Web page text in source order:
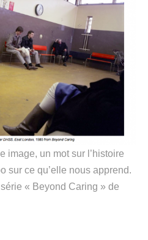
image, un mot sur l’histoire
sur ce qu’elle nous apprend.
« Beyond Caring » de